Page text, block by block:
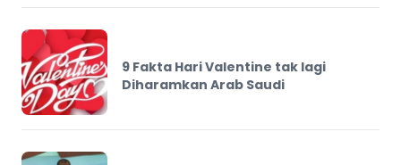
9 Fakta Hari Valentine tak lagi
Diharamkan Arab Saudi